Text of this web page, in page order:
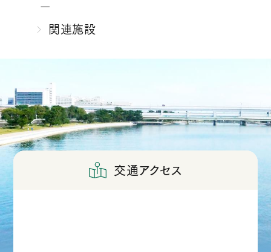
ー
関連施設
交通アクセス